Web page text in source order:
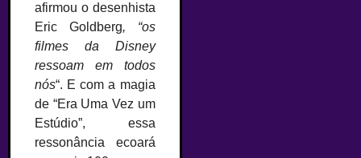
afirmou o desenhista
Eric Goldberg, “os
filmes da Disney
ressoam em todos
nós“. E com a magia
de “Era Uma Vez um
Estúdio”, essa
ressonância ecoará